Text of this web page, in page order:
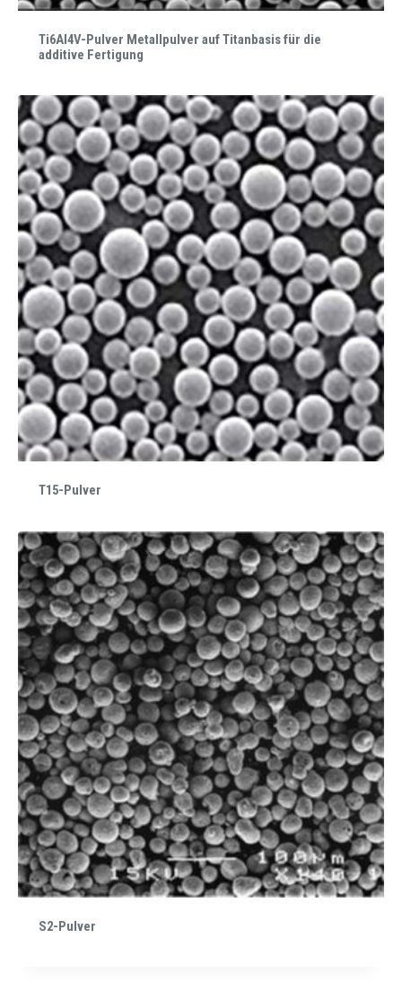
Ti6Al4V-Pulver Metallpulver auf Titanbasis für die
additive Fertigung
T15-Pulver
S2-Pulver